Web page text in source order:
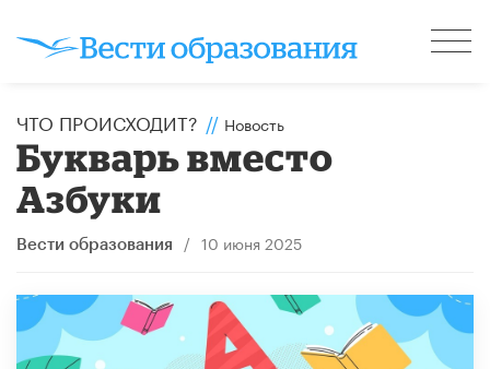
ЧТО ПРОИСХОДИТ? // Новость
Букварь вместо
Азбуки
Вести образования / 10 июня 2025